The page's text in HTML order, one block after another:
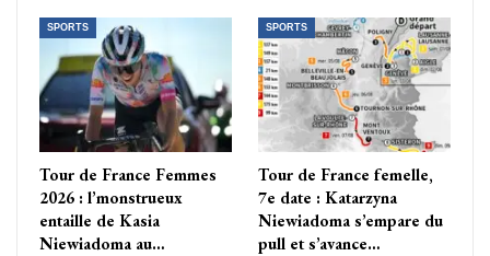
SPORTS
Tour de France Femmes
2026 : l’monstrueux
entaille de Kasia
Niewiadoma au…
SPORTS
Tour de France femelle,
7e date : Katarzyna
Niewiadoma s’empare du
pull et s’avance…